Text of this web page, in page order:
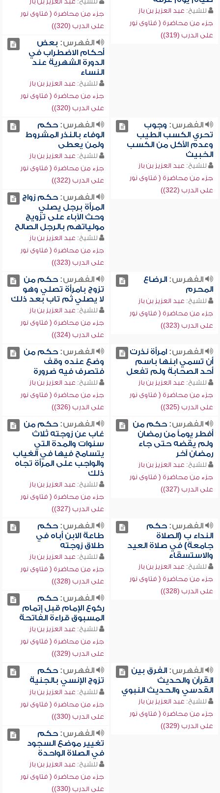
للشيخ: عبد العزيز بن باز
جزء من محاضرة ( فتاوى نور
على الدرب (319))
جزء من محاضرة ( فتاوى نور
على الدرب (320))
الفهرس: بعض
أحكام الاضطراب في
الدورة الشهرية عند
النساء
للشيخ: عبد العزيز بن باز
جزء من محاضرة ( فتاوى نور
على الدرب (320))
الفهرس: وجوب
تحري الكسب الطيب
وعدم الأكل من الكسب
الخبيث
للشيخ: عبد العزيز بن باز
جزء من محاضرة ( فتاوى نور
على الدرب (322))
الفهرس:حكم
الوفاء بالنذر المشروط
ولمن يعطى
للشيخ: عبد العزيز بن باز
جزء من محاضرة ( فتاوى نور
على الدرب (322))
الفهرس:حكم زواج
المرأة برجل يصلي
وحث الآباء على تزويج
مولياتهم بالرجل الصالح
للشيخ: عبد العزيز بن باز
جزء من محاضرة ( فتاوى نور
على الدرب (323))
الفهرس:الرضاع
المحرم
للشيخ: عبد العزيز بن باز
جزء من محاضرة ( فتاوى نور
على الدرب (323))
الفهرس:حكم من
تزوج بامرأة تصلي وهو
لا يصلي ثم تاب بعد ذلك
للشيخ: عبد العزيز بن باز
جزء من محاضرة ( فتاوى نور
على الدرب (324))
الفهرس:امرأة نذرت
أن تسمي ابنها باسم
أحد الصحابة ولم تفعل
للشيخ: عبد العزيز بن باز
جزء من محاضرة ( فتاوى نور
على الدرب (325))
الفهرس:حكم من
وضع عنده وقف
فتصرف فيه ضرورة
للشيخ: عبد العزيز بن باز
جزء من محاضرة ( فتاوى نور
على الدرب (326))
الفهرس:حكم من
أفطر يوماً من رمضان
ولم يقضه حتى جاء
رمضان آخر
للشيخ: عبد العزيز بن باز
جزء من محاضرة ( فتاوى نور
على الدرب (327))
الفهرس:حكم من
غاب عن زوجته ثلاث
سنوات والمدة التي
يتسامح فيها في الغياب
والواجب على المرأة تجاه
ذلك
للشيخ: عبد العزيز بن باز
جزء من محاضرة ( فتاوى نور
على الدرب (327))
الفهرس:حكم
النداء ب (الصلاة
جامعة) في صلاة العيد
والاستسقاء
للشيخ: عبد العزيز بن باز
جزء من محاضرة ( فتاوى نور
على الدرب (328))
الفهرس:حكم
طاعة الابن أباه في
طلاق زوجته
للشيخ: عبد العزيز بن باز
جزء من محاضرة ( فتاوى نور
على الدرب (328))
الفهرس:حكم
ركوع الإمام قبل إتمام
المسبوق قراءة الفاتحة
للشيخ: عبد العزيز بن باز
جزء من محاضرة ( فتاوى نور
على الدرب (329))
الفهرس:الفرق بين
القرآن والحديث
القدسي والحديث النبوي
للشيخ: عبد العزيز بن باز
جزء من محاضرة ( فتاوى نور
على الدرب (329))
الفهرس:حكم
تزوج الإنسي بالجنية
للشيخ: عبد العزيز بن باز
جزء من محاضرة ( فتاوى نور
على الدرب (330))
الفهرس:حكم
تغيير موضع السجود
في الصلاة الواحدة
للشيخ: عبد العزيز بن باز
جزء من محاضرة ( فتاوى نور
على الدرب (330))